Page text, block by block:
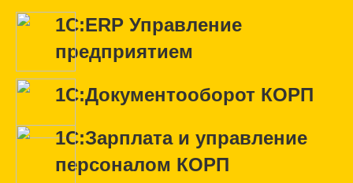
1С:ERP Управление
предприятием
1С:Документооборот КОРП
1С:Зарплата и управление
персоналом КОРП